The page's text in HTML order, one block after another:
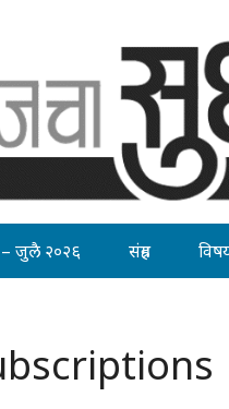
जुलै २०२६ संग्रह